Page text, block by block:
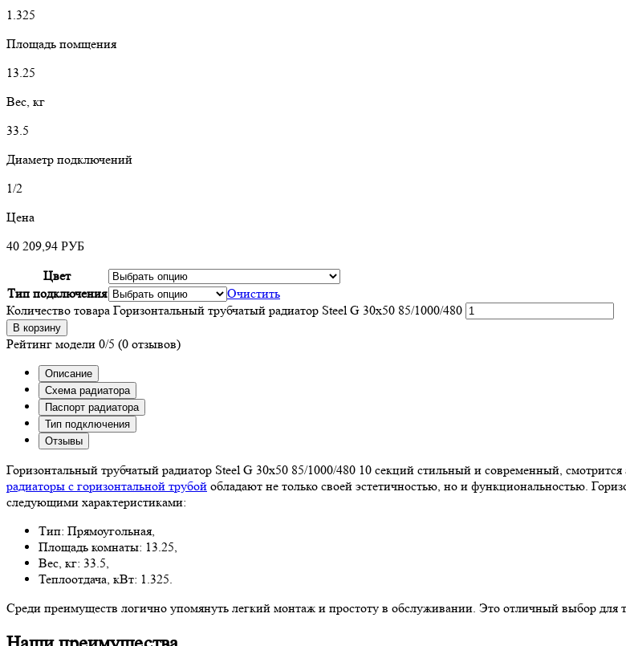
1.325
Площадь помщения
13.25
Вес, кг
33.5
Диаметр подключений
1/2
Цена
40 209,94 РУБ
Цвет
Тип подключения
Очистить
Количество товара Горизонтальный трубчатый радиатор Steel G 30х50 85/1000/480
В корзину
Рейтинг модели 0/5 (0 отзывов)
Описание
Схема радиатора
Паспорт радиатора
Тип подключения
Отзывы
Горизонтальный трубчатый радиатор Steel G 30х50 85/1000/480 10 секций стильный и современный,
радиаторы с горизонтальной трубой обладают не только своей эстетичностью, но и функциональностью.
следующими характеристиками:
Тип: Прямоугольная,
Площадь комнаты: 13.25,
Вес, кг: 33.5,
Теплоотдача, кВт: 1.325.
Среди преимуществ логично упомянуть легкий монтаж и простоту в обслуживании. Это отличный выбор для